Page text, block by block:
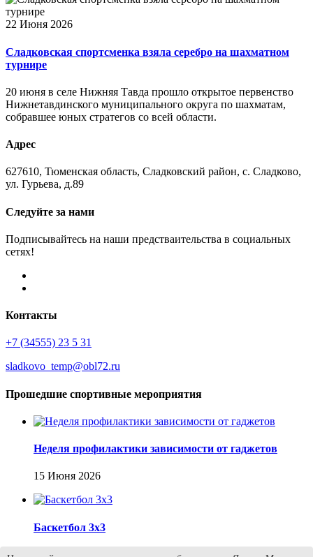
22 Июня 2026
Сладковская спортсменка взяла серебро на шахматном
турнире
20 июня в селе Нижняя Тавда прошло открытое первенство
Нижнетавдинского муниципального округа по шахматам,
собравшее юных стратегов со всей области.
Адрес
627610, Тюменская область, Сладковский район, с. Сладково,
ул. Гурьева, д.89
Следуйте за нами
Подписывайтесь на наши предстваительства в социальных
сетях!
Контакты
+7 (34555) 23 5 31
sladkovo_temp@obl72.ru
Прошедшие спортивные мероприятия
Неделя профилактики зависимости от гаджетов
15 Июня 2026
Баскетбол 3х3
13 Июня 2026